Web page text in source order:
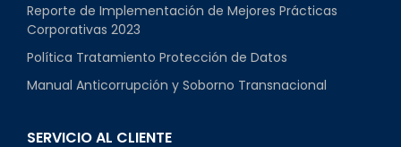
Reporte de Implementación de Mejores Prácticas
Corporativas 2023
Política Tratamiento Protección de Datos
Manual Anticorrupción y Soborno Transnacional
SERVICIO AL CLIENTE